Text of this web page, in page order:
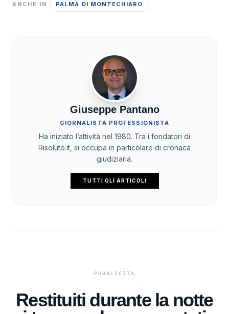
ANCHE IN PALMA DI MONTECHIARO
Giuseppe Pantano
GIORNALISTA PROFESSIONISTA
Ha iniziato l’attività nel 1980. Tra i fondatori di
Risoluto.it, si occupa in particolare di cronaca
giudiziaria.
TUTTI GLI ARTICOLI
Restituiti durante la notte